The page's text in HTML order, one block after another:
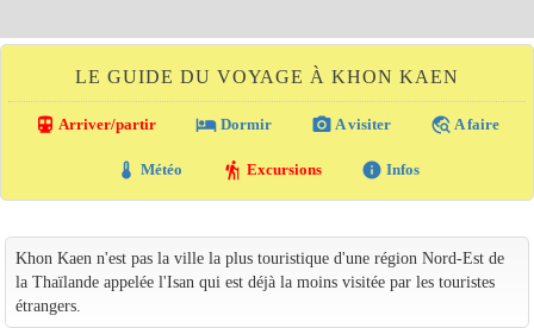
LE GUIDE DU VOYAGE À KHON KAEN
directions_transit Arriver/partir local_hotel Dormir photo_camera A visiter travel_explore A faire
thermostat Météo hiking Excursions info Infos
Khon Kaen n'est pas la ville la plus touristique d'une région Nord-Est de
la Thaïlande appelée l'Isan qui est déjà la moins visitée par les touristes
étrangers.